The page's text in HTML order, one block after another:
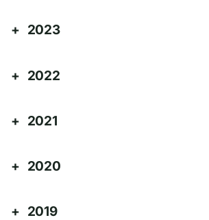
2023
2022
2021
2020
2019